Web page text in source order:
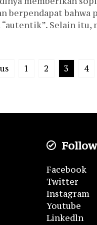
berpendapat bahwa
Selain itu,
1 2 3 4
Facebook
Twitter
Instagram
Youtube
Linkedln